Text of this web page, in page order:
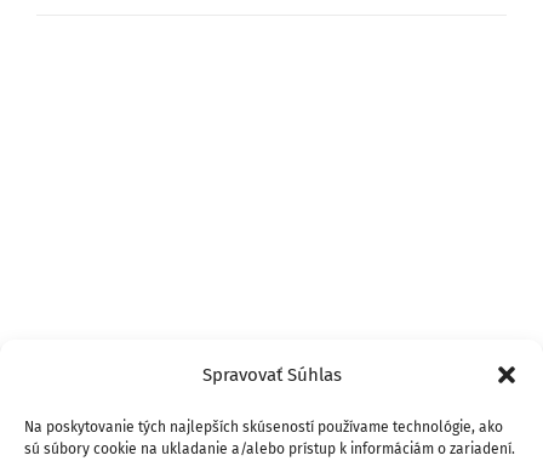
Spravovať Súhlas
Na poskytovanie tých najlepších skúseností používame technológie, ako
sú súbory cookie na ukladanie a/alebo prístup k informáciám o zariadení.